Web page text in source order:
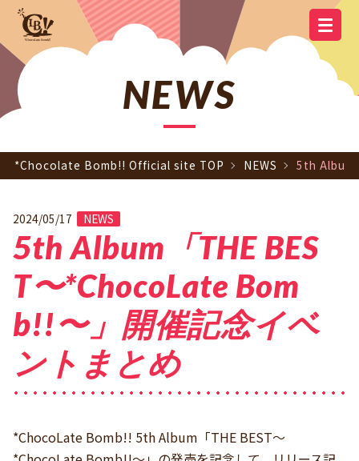
OFFICIAL SITE TOP
SCHEDULE DISCOGRAPHY
GOODS
YOUTUBE OFFICIAL LINE
OFFICIAL
NEWS
*Chocolate Bomb!! Official site TOP NEWS 5th Album
2024/05/17 NEWS
5th Album「THE BES
T〜*ChocoLate Bom
b!!〜」開催記念イベ
ントまとめ
*ChocoLate Bomb!! 5th Album「THE BEST〜